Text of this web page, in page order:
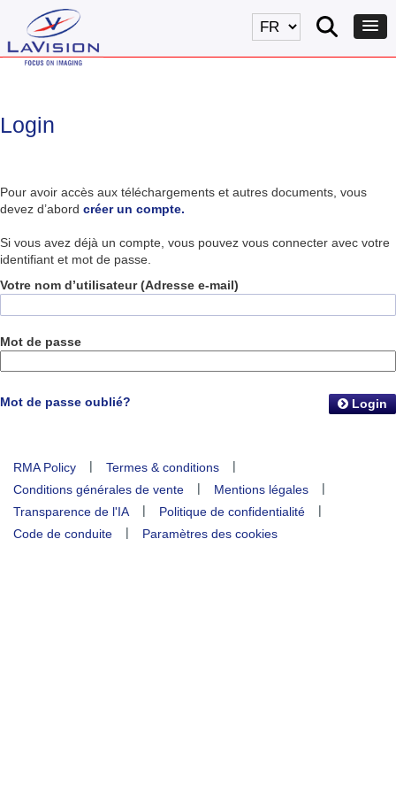
Login
Pour avoir accès aux téléchargements et autres documents, vous
devez d’abord créer un compte.
Si vous avez déjà un compte, vous pouvez vous connecter avec votre
identifiant et mot de passe.
Votre nom d’utilisateur (Adresse e-mail)
Mot de passe
Mot de passe oublié? Login
RMA Policy | Termes & conditions
|
Conditions générales de vente
| Mentions légales
|
Transparence de l'IA
| Politique de confidentialité
|
Code de conduite
| Paramètres des cookies